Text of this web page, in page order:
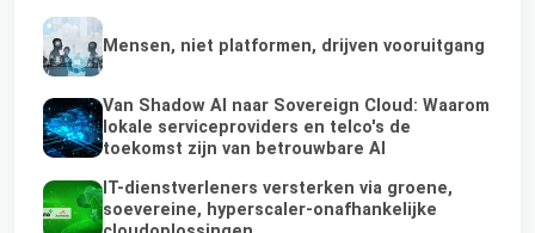
Mensen, niet platformen, drijven vooruitgang
Van Shadow AI naar Sovereign Cloud: Waarom
lokale serviceproviders en telco's de
toekomst zijn van betrouwbare AI
IT-dienstverleners versterken via groene,
soevereine, hyperscaler-onafhankelijke